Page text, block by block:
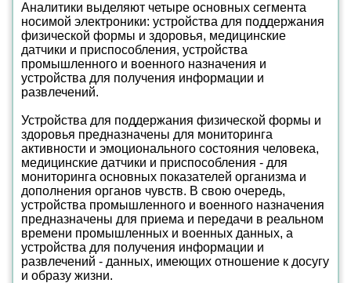
Аналитики выделяют четыре основных сегмента
носимой электроники: устройства для поддержания
физической формы и здоровья, медицинские
датчики и приспособления, устройства
промышленного и военного назначения и
устройства для получения информации и
развлечений.
Устройства для поддержания физической формы и
здоровья предназначены для мониторинга
активности и эмоционального состояния человека,
медицинские датчики и приспособления - для
мониторинга основных показателей организма и
дополнения органов чувств. В свою очередь,
устройства промышленного и военного назначения
предназначены для приема и передачи в реальном
времени промышленных и военных данных, а
устройства для получения информации и
развлечений - данных, имеющих отношение к досугу
и образу жизни.